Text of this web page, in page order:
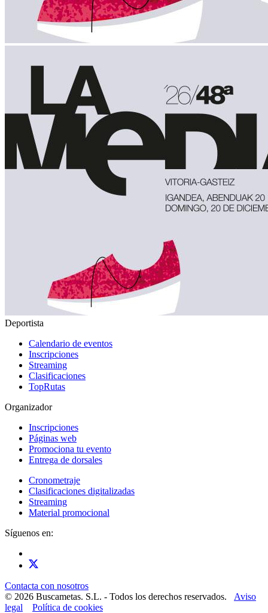
Deportista
Calendario de eventos
Inscripciones
Streaming
Clasificaciones
TopRutas
Organizador
Inscripciones
Páginas web
Promociona tu evento
Entrega de dorsales
Cronometraje
Clasificaciones digitalizadas
Streaming
Material promocional
Síguenos en:
Contacta con nosotros
© 2026 Buscametas. S.L. - Todos los derechos reservados. Aviso
legal
Política de cookies